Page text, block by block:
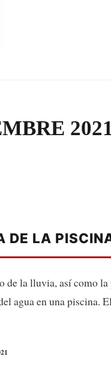
DE LA
la lluvia, así como
agua en una piscina.